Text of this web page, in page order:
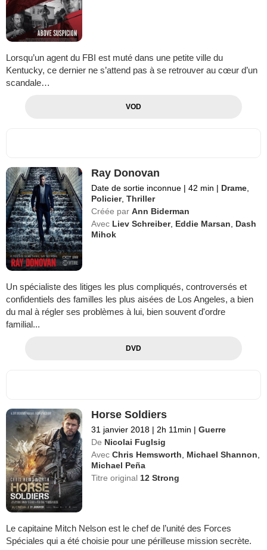
Lorsqu’un agent du FBI est muté dans une petite ville du
Kentucky, ce dernier ne s’attend pas à se retrouver au cœur d’un
scandale…
VOD
Ray Donovan
Date de sortie inconnue | 42 min | Drame
Policier,Thriller
Créée par Ann Biderman
Avec Liev Schreiber, Eddie Marsan
Dash
Mihok
Un spécialiste des litiges les plus compliqués, controversés et
confidentiels des familles les plus aisées de Los Angeles, a bien
du mal à régler ses problèmes à lui, bien souvent d'ordre
familial...
DVD
Horse Soldiers
31 janvier 2018 | 2h 11min | Guerre
De Nicolai Fuglsig
Avec Chris Hemsworth Michael Shannon
Michael Peña
Titre original 12 Strong
Le capitaine Mitch Nelson est le chef de l’unité des Forces
Spéciales qui a été choisie pour une périlleuse mission secrète.